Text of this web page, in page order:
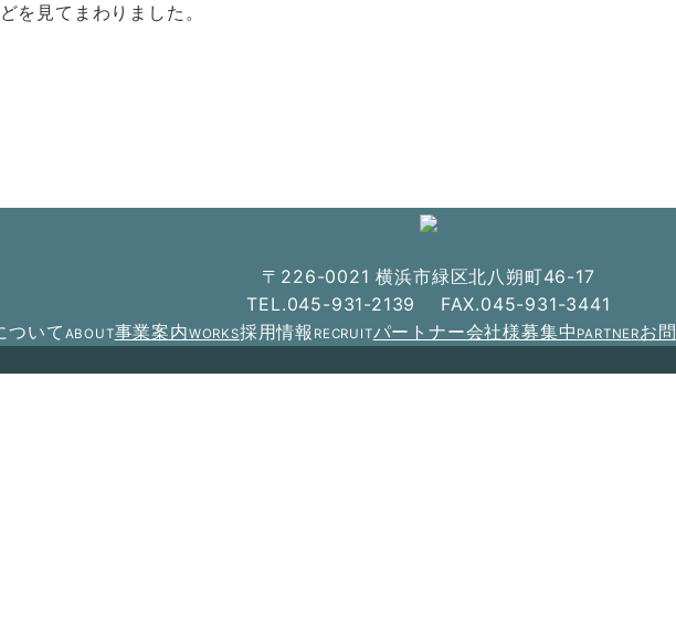
を見てまわりました。
〒226-0021 横浜市緑区北八朔町46-17
TEL.045-931-2139 FAX.045-931-3441
ついて ABOUT事業案内WORKS採用情報 RECRUITパートナー会社様募集中 PARTNERお